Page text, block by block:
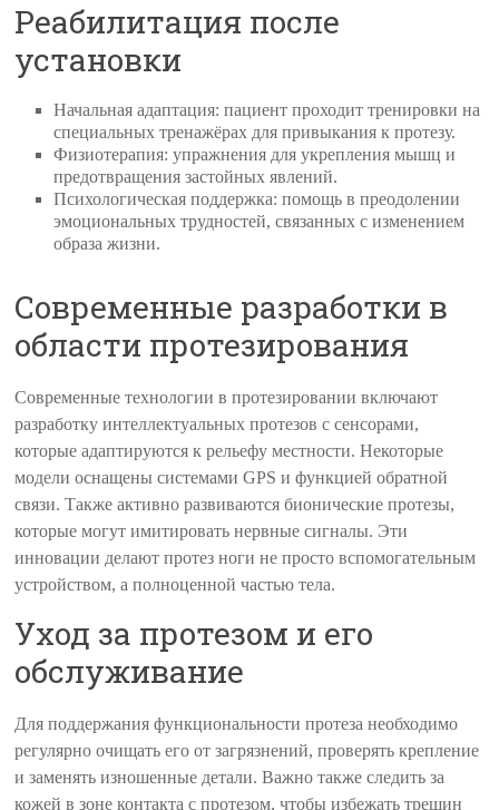
Реабилитация после
установки
Начальная адаптация: пациент проходит тренировки на
специальных тренажёрах для привыкания к протезу.
Физиотерапия: упражнения для укрепления мышц и
предотвращения застойных явлений.
Психологическая поддержка: помощь в преодолении
эмоциональных трудностей, связанных с изменением
образа жизни.
Современные разработки в
области протезирования
Современные технологии в протезировании включают
разработку интеллектуальных протезов с сенсорами,
которые адаптируются к рельефу местности. Некоторые
модели оснащены системами GPS и функцией обратной
связи. Также активно развиваются бионические протезы,
которые могут имитировать нервные сигналы. Эти
инновации делают протез ноги не просто вспомогательным
устройством, а полноценной частью тела.
Уход за протезом и его
обслуживание
Для поддержания функциональности протеза необходимо
регулярно очищать его от загрязнений, проверять крепление
и заменять изношенные детали. Важно также следить за
кожей в зоне контакта с протезом, чтобы избежать трещин